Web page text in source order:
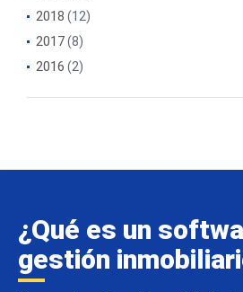
2018 (12)
2017(8)
2016 (2)
¿Qué es un
gestión